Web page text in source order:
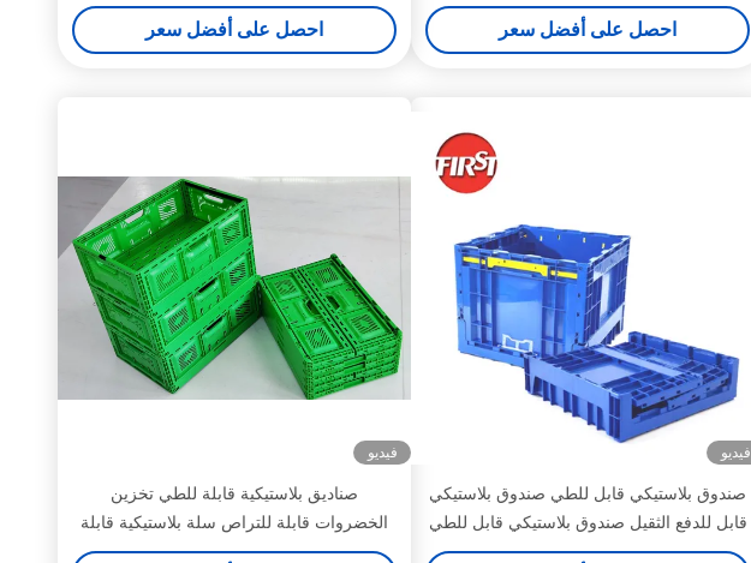
من البلاستيك تخزين قابلة للطي
احصل على أفضل سعر احصل على أفضل سعر
فيديو
صندوق بلاستيكي قابل للطي صندوق بلاستيكي
قابل للدفع الثقيل صندوق بلاستيكي قابل للطي
فيديو
صناديق بلاستيكية قابلة للطي تخزين
الخضروات قابلة للتراص سلة بلاستيكية قابلة
للتراص